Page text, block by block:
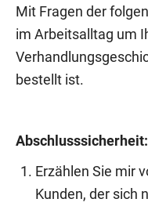
Mit Fragen der
im Arbeitsalltag um
bestellt ist.
Erzählen Sie mir
Kunden, der sich